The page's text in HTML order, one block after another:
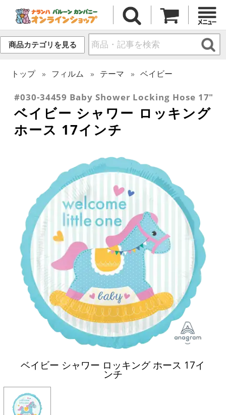
商品カテゴリを見る
トップ フィルム テーマ ベイビー
#030-34459 Baby Shower Locking Hose 17"
ベイビー シャワー ロッキング
ホース 17インチ
ベイビー シャワー ロッキング ホース 17イ
ンチ